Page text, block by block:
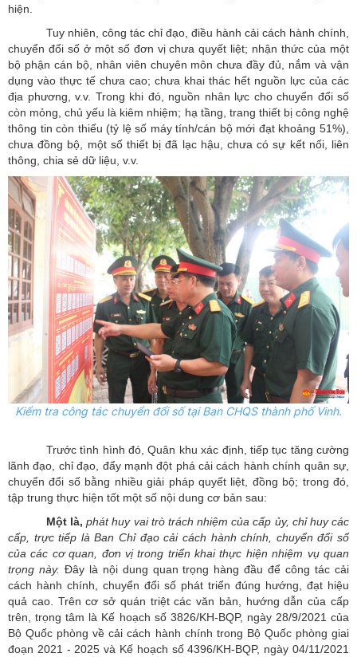
hiện.
Tuy nhiên, công tác chỉ đạo, điều hành cải cách hành chính,
chuyển đổi số ở một số đơn vị chưa quyết liệt; nhận thức của một
bộ phận cán bộ, nhân viên chuyên môn chưa đầy đủ, nắm và vận
dụng vào thực tế chưa cao; chưa khai thác hết nguồn lực của các
địa phương, v.v. Trong khi đó, nguồn nhân lực cho chuyển đổi số
còn mỏng, chủ yếu là kiêm nhiệm; hạ tầng, trang thiết bị công nghệ
thông tin còn thiếu (tỷ lệ số máy tính/cán bộ mới đạt khoảng 51%),
chưa đồng bộ, một số thiết bị đã lạc hậu, chưa có sự kết nối, liên
thông, chia sẻ dữ liệu, v.v.
Kiểm tra công tác chuyển đổi số tại Ban CHQS thành phố Vinh.
Trước tình hình đó, Quân khu xác định, tiếp tục tăng cường
lãnh đạo, chỉ đạo, đẩy mạnh đột phá cải cách hành chính quân sự,
chuyển đổi số bằng nhiều giải pháp quyết liệt, đồng bộ; trong đó,
tập trung thực hiện tốt một số nội dung cơ bản sau:
Một là, phát huy vai trò trách nhiệm của cấp ủy, chỉ huy các
cấp, trực tiếp là Ban Chỉ đạo cải cách hành chính, chuyển đổi số
của các cơ quan, đơn vị trong triển khai thực hiện nhiệm vụ quan
trọng này. Đây là nội dung quan trọng hàng đầu để công tác cải
cách hành chính, chuyển đổi số phát triển đúng hướng, đạt hiệu
quả cao. Trên cơ sở quán triệt các văn bản, hướng dẫn của cấp
trên, trọng tâm là Kế hoạch số 3826/KH-BQP, ngày 28/9/2021 của
Bộ Quốc phòng về cải cách hành chính trong Bộ Quốc phòng giai
đoạn 2021 - 2025 và Kế hoạch số 4396/KH-BQP, ngày 04/11/2021